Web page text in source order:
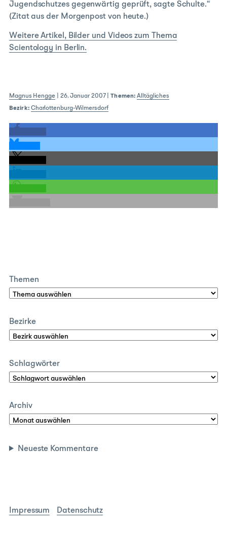
Jugendschutzes gegenwärtig geprüft, sagte Schulte.“
(Zitat aus der Morgenpost von heute.)
Weitere Artikel, Bilder und Videos zum Thema
Scientology in Berlin.
Magnus Hengge| 26. Januar 2007|Themen: Alltägliches
Bezirk: Charlottenburg-Wilmersdorf
Themen
Bezirke
Schlagwörter
Archiv
Neueste Kommentare
Impressum Datenschutz